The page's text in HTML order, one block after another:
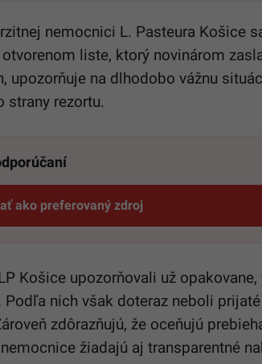
nemocnici L. Pasteura Košice
otvorenom liste, ktorý novinárom
upozorňuje na dlhodobo vážnu
strany rezortu.
ako preferovaný zdroj
Startitup, odkaz sa otvorí v novom
Košice upozorňovali už opakovane,
nich však doteraz neboli
zdôrazňujú, že oceňujú
žiadajú aj transparentné